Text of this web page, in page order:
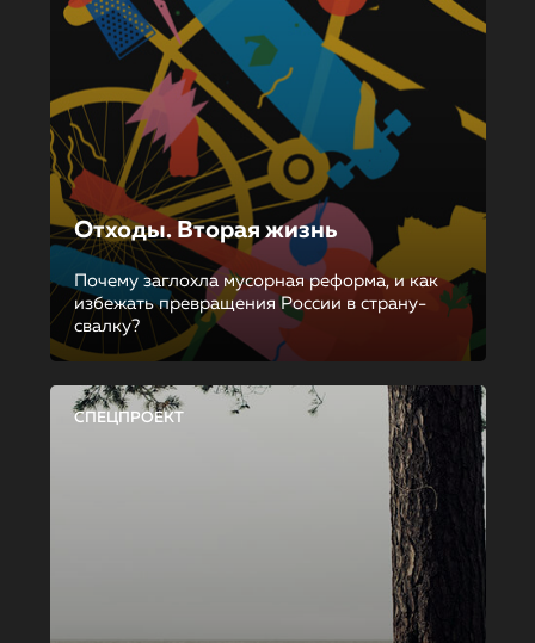
Отходы. Вторая жизнь
Почему заглохла мусорная реформа, и как
избежать превращения России в страну-
свалку?
СПЕЦПРОЕКТ